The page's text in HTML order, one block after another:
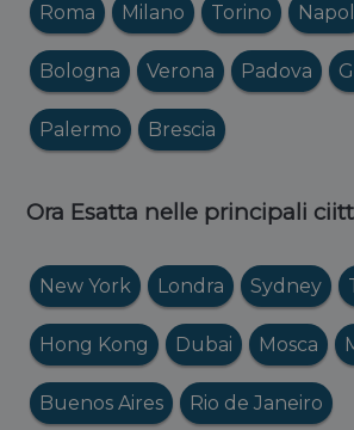
Roma Milano Torino
Bologna Verona Padova
Palermo Brescia
Ora Esatta nelle principali
New York Londra Sydney
Hong Kong Dubai Mosca
Buenos Aires Rio de Janeiro